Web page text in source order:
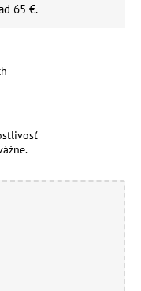
65 €.